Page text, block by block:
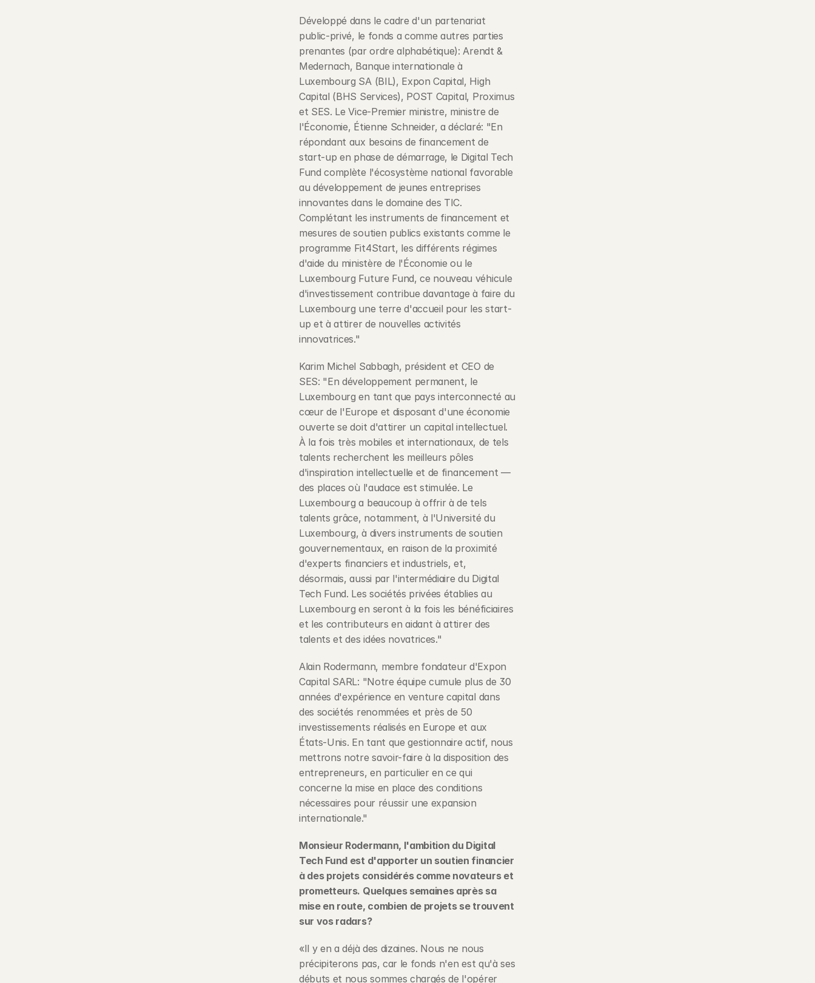
Développé dans le cadre d'un partenariat
public-privé, le fonds a comme autres parties
prenantes (par ordre alphabétique): Arendt &
Medernach, Banque internationale à
Luxembourg SA (BIL), Expon Capital, High
Capital (BHS Services), POST Capital, Proximus
et SES. Le Vice-Premier ministre, ministre de
l'Économie, Étienne Schneider, a déclaré: "En
répondant aux besoins de financement de
start-up en phase de démarrage, le Digital Tech
Fund complète l'écosystème national favorable
au développement de jeunes entreprises
innovantes dans le domaine des TIC.
Complétant les instruments de financement et
mesures de soutien publics existants comme le
programme Fit4Start, les différents régimes
d'aide du ministère de l'Économie ou le
Luxembourg Future Fund, ce nouveau véhicule
d'investissement contribue davantage à faire du
Luxembourg une terre d'accueil pour les start-
up et à attirer de nouvelles activités
innovatrices."
Karim Michel Sabbagh, président et CEO de
SES: "En développement permanent, le
Luxembourg en tant que pays interconnecté au
cœur de l'Europe et disposant d'une économie
ouverte se doit d'attirer un capital intellectuel.
À la fois très mobiles et internationaux, de tels
talents recherchent les meilleurs pôles
d'inspiration intellectuelle et de financement —
des places où l'audace est stimulée. Le
Luxembourg a beaucoup à offrir à de tels
talents grâce, notamment, à l'Université du
Luxembourg, à divers instruments de soutien
gouvernementaux, en raison de la proximité
d'experts financiers et industriels, et,
désormais, aussi par l'intermédiaire du Digital
Tech Fund. Les sociétés privées établies au
Luxembourg en seront à la fois les bénéficiaires
et les contributeurs en aidant à attirer des
talents et des idées novatrices."
Alain Rodermann, membre fondateur d'Expon
Capital SARL: "Notre équipe cumule plus de 30
années d'expérience en venture capital dans
des sociétés renommées et près de 50
investissements réalisés en Europe et aux
États-Unis. En tant que gestionnaire actif, nous
mettrons notre savoir-faire à la disposition des
entrepreneurs, en particulier en ce qui
concerne la mise en place des conditions
nécessaires pour réussir une expansion
internationale."
Monsieur Rodermann, l'ambition du Digital
Tech Fund est d'apporter un soutien financier
à des projets considérés comme novateurs et
prometteurs. Quelques semaines après sa
mise en route, combien de projets se trouvent
sur vos radars?
«Il y en a déjà des dizaines. Nous ne nous
précipiterons pas, car le fonds n'en est qu'à ses
débuts et nous sommes chargés de l'opérer